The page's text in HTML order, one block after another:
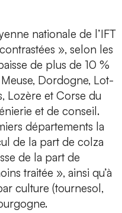
nationale de l’IFT
», selon les
de plus de 10 %
Dordogne, Lot-
Lozère et Corse du
et de conseil.
départements la
de la part de colza
de la part de
traitée », ainsi qu’à
culture (tournesol,